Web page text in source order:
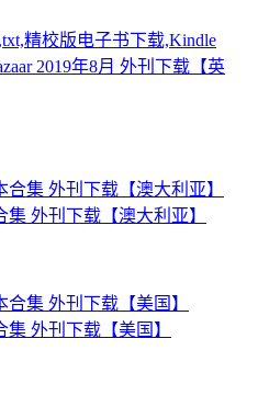
精校版电子书下载,Kindle
2019年8月 外刊下载【英
集 外刊下载【澳大利亚】
集 外刊下载【美国】